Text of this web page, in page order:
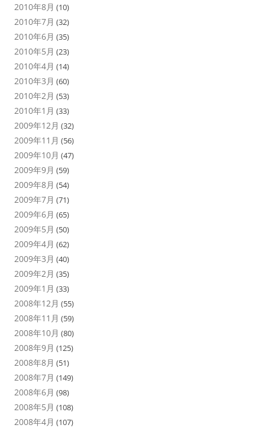
2010年8月 (10)
2010年7月 (32)
2010年6月 (35)
2010年5月 (23)
2010年4月 (14)
2010年3月 (60)
2010年2月 (53)
2010年1月 (33)
2009年12月 (32)
2009年11月 (56)
2009年10月 (47)
2009年9月 (59)
2009年8月 (54)
2009年7月 (71)
2009年6月 (65)
2009年5月 (50)
2009年4月 (62)
2009年3月 (40)
2009年2月 (35)
2009年1月 (33)
2008年12月 (55)
2008年11月 (59)
2008年10月 (80)
2008年9月 (125)
2008年8月 (51)
2008年7月 (149)
2008年6月 (98)
2008年5月 (108)
2008年4月 (107)